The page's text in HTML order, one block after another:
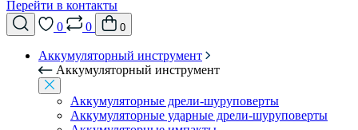
Перейти в контакты
0
0 0
Аккумуляторный инструмент
Аккумуляторный инструмент
Аккумуляторные дрели-шуруповерты
Аккумуляторные ударные дрели-шуруповерты